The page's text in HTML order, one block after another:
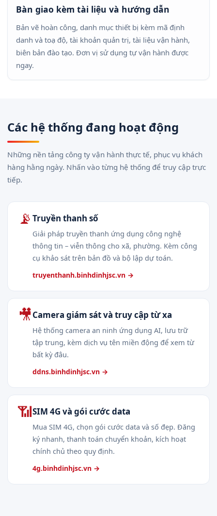
Bàn giao kèm tài liệu và hướng dẫn
Bản vẽ hoàn công, danh mục thiết bị kèm mã định
danh và toạ độ, tài khoản quản trị, tài liệu vận hành,
biên bản đào tạo. Đơn vị sử dụng tự vận hành được
ngay.
Các hệ thống đang hoạt động
Những nền tảng công ty vận hành thực tế, phục vụ khách
hàng hằng ngày. Nhấn vào từng hệ thống để truy cập trực
tiếp.
📡 Truyền thanh số
Giải pháp truyền thanh ứng dụng công nghệ
thông tin – viễn thông cho xã, phường. Kèm công
cụ khảo sát trên bản đồ và bộ lập dự toán.
truyenthanh.binhdinhjsc.vn →
🎥Camera giám sát và truy cập từ xa
Hệ thống camera an ninh ứng dụng AI, lưu trữ
tập trung, kèm dịch vụ tên miền động để xem từ
bất kỳ đâu.
ddns.binhdinhjsc.vn →
📶SIM 4G và gói cước data
Mua SIM 4G, chọn gói cước data và số đẹp. Đăng
ký nhanh, thanh toán chuyển khoản, kích hoạt
chính chủ theo quy định.
4g.binhdinhjsc.vn →